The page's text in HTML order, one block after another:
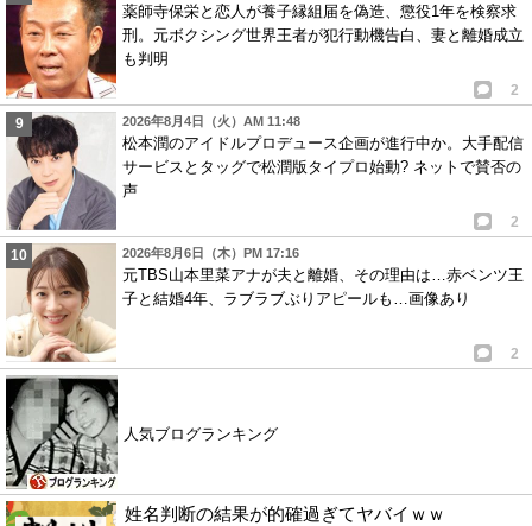
薬師寺保栄と恋人が養子縁組届を偽造、懲役1年を検察求
刑。元ボクシング世界王者が犯行動機告白、妻と離婚成立
も判明
2
2026年8月4日（火）AM 11:48
松本潤のアイドルプロデュース企画が進行中か。大手配信
サービスとタッグで松潤版タイプロ始動? ネットで賛否の
声
2
2026年8月6日（木）PM 17:16
元TBS山本里菜アナが夫と離婚、その理由は…赤ベンツ王
子と結婚4年、ラブラブぶりアピールも…画像あり
2
人気ブログランキング
姓名判断の結果が的確過ぎてヤバイｗｗ